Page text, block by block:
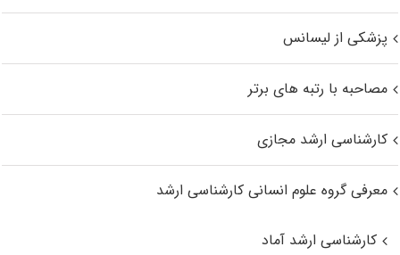
پزشکی از لیسانس
مصاحبه با رتبه های برتر
کارشناسی ارشد مجازی
معرفی گروه علوم انسانی کارشناسی ارشد
کارشناسی ارشد آماد